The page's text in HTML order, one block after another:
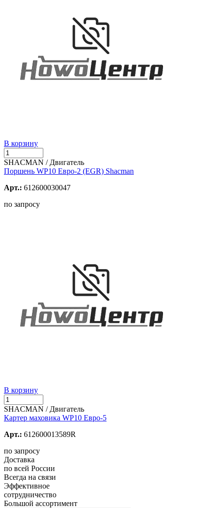
В корзину
SHACMAN / Двигатель
Поршень WP10 Евро-2 (EGR) Shacman
Арт.: 612600030047
по запросу
В корзину
SHACMAN / Двигатель
Картер маховика WP10 Евро-5
Арт.: 612600013589R
по запросу
Доставка
по всей России
Всегда на связи
Эффективное
сотрудничество
Большой ассортимент